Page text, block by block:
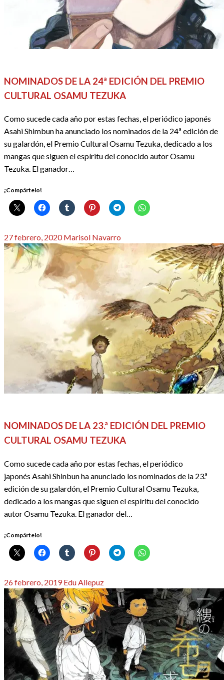
NOMINADOS DE LA 24ª EDICIÓN DEL PREMIO
CULTURAL OSAMU TEZUKA
Como sucede cada año por estas fechas, el periódico japonés
Asahi Shimbun ha anunciado los nominados de la 24ª edición de
su galardón, el Premio Cultural Osamu Tezuka, dedicado a los
mangas que siguen el espíritu del conocido autor Osamu
Tezuka. El ganador…
¡Compártelo!
Publicado
el
27 febrero, 2020 Marisol Navarro
NOMINADOS DE LA 23.ª EDICIÓN DEL PREMIO
CULTURAL OSAMU TEZUKA
Como sucede cada año por estas fechas, el periódico
japonés Asahi Shinbun ha anunciado los nominados de la 23.ª
edición de su galardón, el Premio Cultural Osamu Tezuka,
dedicado a los mangas que siguen el espíritu del conocido
autor Osamu Tezuka. El ganador del…
¡Compártelo!
Publicado
el
26 febrero, 2019 Edu Allepuz